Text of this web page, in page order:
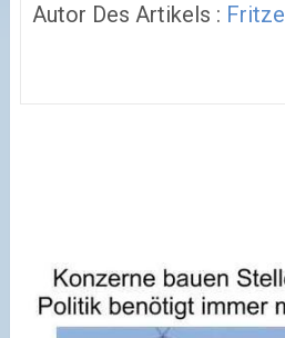
Autor Des Artikels : Fritze